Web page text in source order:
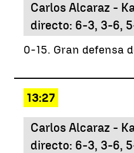
Carlos Alcaraz -
directo: 6-3, 3-6,
0-15. Gran defensa
13:27
Carlos Alcaraz -
directo: 6-3, 3-6,